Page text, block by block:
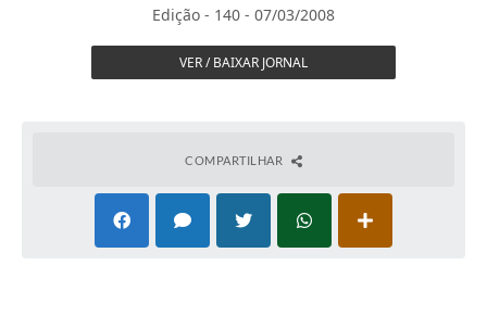
Edição - 140 - 07/03/2008
VER / BAIXAR JORNAL
COMPARTILHAR